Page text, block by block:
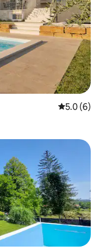
レビュー6
5.0 (6)